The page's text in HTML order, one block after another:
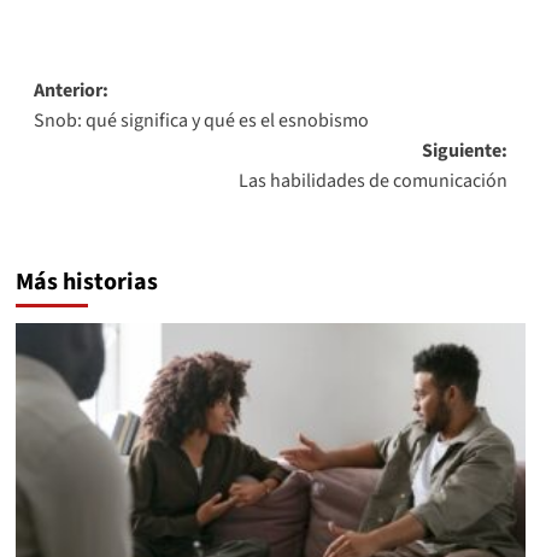
Navegación
de
Anterior:
Snob: qué significa y qué es el esnobismo
Siguiente:
Las habilidades de comunicación
Más historias